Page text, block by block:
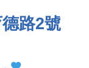
路2號